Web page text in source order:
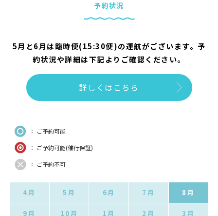
予約状況
5月と6月は臨時便(15:30便)の運航がございます。予
約状況や詳細は下記よりご確認ください。
詳しくはこちら
： ご予約可能
： ご予約可能(催行保証)
： ご予約不可
4月 5月 6月 7月 8月
9月 10月 1月 2月 3月